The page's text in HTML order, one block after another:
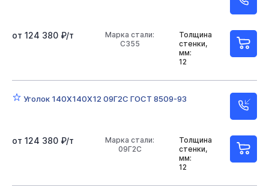
Толщина
стенки,
мм:
12
Марка стали:
С355
от 124 380 ₽/т
Уголок 140Х140Х12 09Г2С ГОСТ 8509-93
Толщина
стенки,
мм:
12
Марка стали:
09Г2С
от 124 380 ₽/т